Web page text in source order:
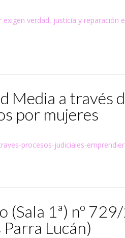
verdad, justicia y reparación
Media a través
por mujeres
procesos-judiciales-
(Sala 1ª) nº
Lucán)